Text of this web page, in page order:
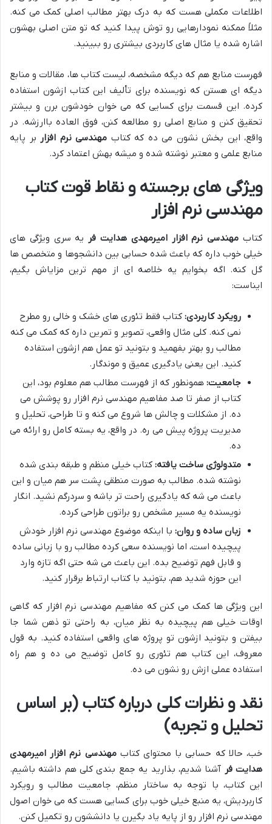
اطلاعات مکملی هست که به درک بهتر مطالب اصلی کمک می کنه.
مثلاً ممکنه نمودارهایی رو توش پیدا کنید که تو متن اصلی بهشون
اشاره شده یا مثال های کاربردی بیشتری رو ببینید.
فهرست منابع هم که دیگه مشخصه، لیست کتاب ها، مقالات و منابع
دیگه ای هستن که نویسنده برای تألیف این کتاب ازشون استفاده
کرده. این قسمت برای کسایی که می خوان خودشون برن و بیشتر
تحقیق کنن و منابع اصلی رو مطالعه کنن، فوق العاده باارزشه. در
واقع، این بخش نشون می ده که کتاب مهندسی نرم افزار بر پایه
منابع علمی و معتبر نوشته شده و میشه بهش اعتماد کرد.
ویژگی های برجسته و نقاط قوت کتاب
مهندسی نرم افزار
کتاب مهندسی نرم افزار امیرمهدی هدایت فر یه سری ویژگی های
خیلی خوب داره که باعث شده حسابی بین دانشجوها و متخصص ها
گل کنه. اگه بخوایم یه خلاصه ای از مهم ترین مزایاش بگیم،
ایناست:
رویکرد کاربردی: کتاب فقط تئوری های خشک و خالی رو مطرح
نمی کنه. کلی مثال واقعی، تصویر و تمرین داره که کمک می کنه
مطالب رو بهتر بفهمید و بتونید تو عمل هم ازشون استفاده
کنید. این یعنی یادگیری عمیق و موندگار.
جامعیت: همونطور که از فهرست مطالب هم معلوم بود، این
کتاب از صفر تا صد مفاهیم مهندسی نرم افزار رو پوشش می
ده. از مشکلات و چالش ها شروع می کنه و تا طراحی، تحلیل و
مدیریت پروژه پیش می ره. در واقع، یه بسته کامل رو ارائه می
ده.
متدولوژی ساخت یافته: کتاب خیلی منظم و طبقه بندی شده
نوشته شده. مطالب به صورت منطقی پشت سر هم میان و این
باعث می شه که یادگیری راحت تر باشه و سردرگم نشید. انگار
نویسنده یه مسیر مشخص رو براتون طراحی کرده.
زبان ساده و روان: با اینکه موضوع مهندسی نرم افزار خودش
پیچیده است، اما نویسنده سعی کرده مطالب رو با زبانی ساده
و قابل فهم توضیح بده. این باعث می شه حتی اگه تازه وارد
این حوزه شدید هم، بتونید با کتاب ارتباط برقرار کنید.
این ویژگی ها کمک می کنن که مفاهیم مهندسی نرم افزار که گاهی
اوقات خیلی هم پیچیده به نظر میان، به راحتی تو ذهن شما جا
بیفتن و بتونید ازشون تو پروژه های واقعی استفاده کنید. به قول
معروف، این کتاب هم تئوری رو کامل توضیح می ده و هم راه
استفاده عملی ازش رو نشون می ده.
نقد و نظرات کلی درباره کتاب (بر اساس
تحلیل و تجربه)
خب، حالا که حسابی با محتوای کتابمهندسی نرم افزار امیرمهدی
هدایت فر آشنا شدیم، بذارید یه جمع بندی کلی هم داشته باشیم.
این کتاب، با توجه به ساختار منظم، جامعیت مطالب و رویکرد
کاربردیش، یه منبع خیلی خوب برای کسایی هست که می خوان اصول
مهندسی نرم افزار رو از پایه یاد بگیرن یا دانششون رو تکمیل کنن.